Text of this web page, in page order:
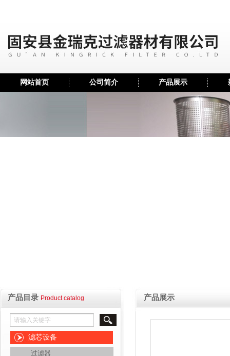
网站首页 公司简介 产品展示
产品目录 Product catalog
滤芯设备
过滤器
产品展示